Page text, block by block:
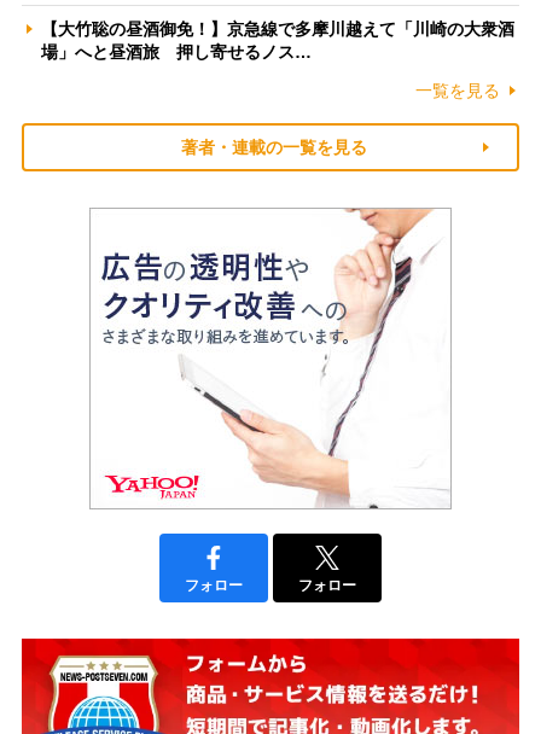
【大竹聡の昼酒御免！】京急線で多摩川越えて「川崎の大衆酒
場」へと昼酒旅 押し寄せるノス…
一覧を見る
著者・連載の一覧を見る
フォロー フォロー